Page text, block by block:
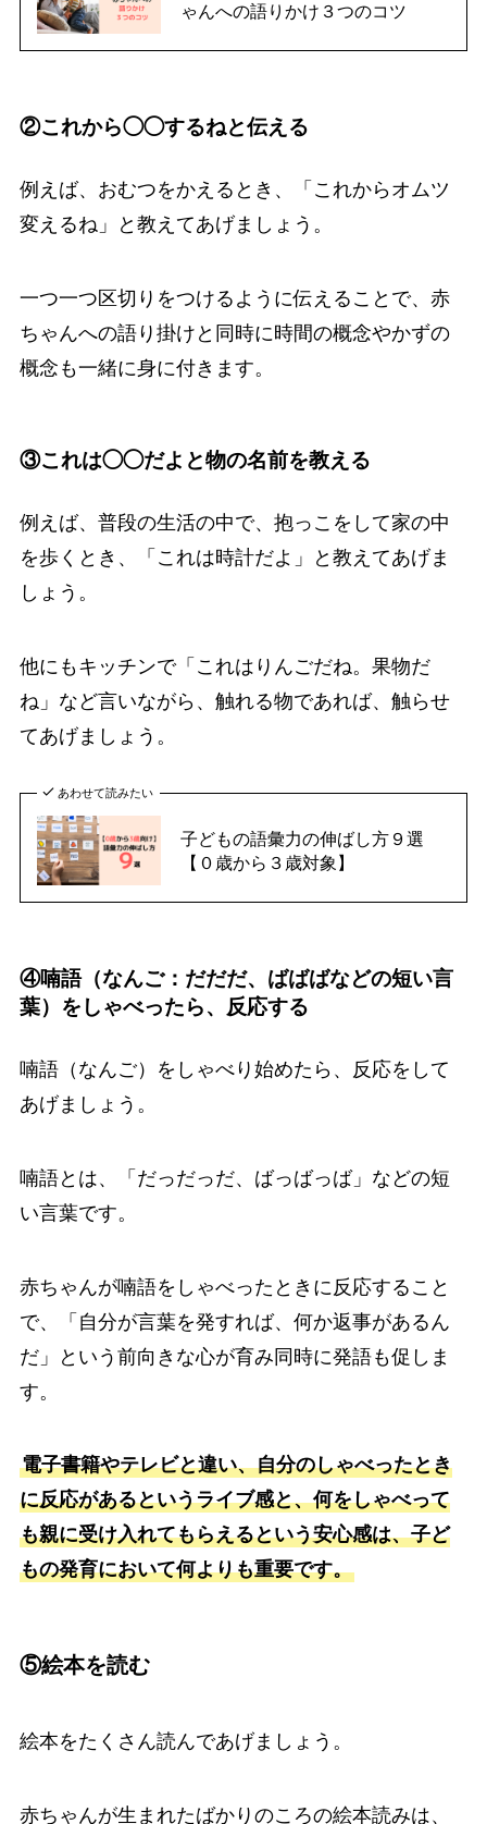
ゃんへの語りかけ３つのコツ
②これから◯◯するねと伝える
例えば、おむつをかえるとき、「これからオムツ
変えるね」と教えてあげましょう。
一つ一つ区切りをつけるように伝えることで、赤
ちゃんへの語り掛けと同時に時間の概念やかずの
概念も一緒に身に付きます。
③これは◯◯だよと物の名前を教える
例えば、普段の生活の中で、抱っこをして家の中
を歩くとき、「これは時計だよ」と教えてあげま
しょう。
他にもキッチンで「これはりんごだね。果物だ
ね」など言いながら、触れる物であれば、触らせ
てあげましょう。
あわせて読みたい
子どもの語彙力の伸ばし方９選
【０歳から３歳対象】
④喃語（なんご：だだだ、ばばばなどの短い言
葉）をしゃべったら、反応する
喃語（なんご）をしゃべり始めたら、反応をして
あげましょう。
喃語とは、「だっだっだ、ばっばっば」などの短
い言葉です。
赤ちゃんが喃語をしゃべったときに反応すること
で、「自分が言葉を発すれば、何か返事があるん
だ」という前向きな心が育み同時に発語も促しま
す。
電子書籍やテレビと違い、自分のしゃべったとき
に反応があるというライブ感と、何をしゃべって
も親に受け入れてもらえるという安心感は、子ど
もの発育において何よりも重要です。
⑤絵本を読む
絵本をたくさん読んであげましょう。
赤ちゃんが生まれたばかりのころの絵本読みは、